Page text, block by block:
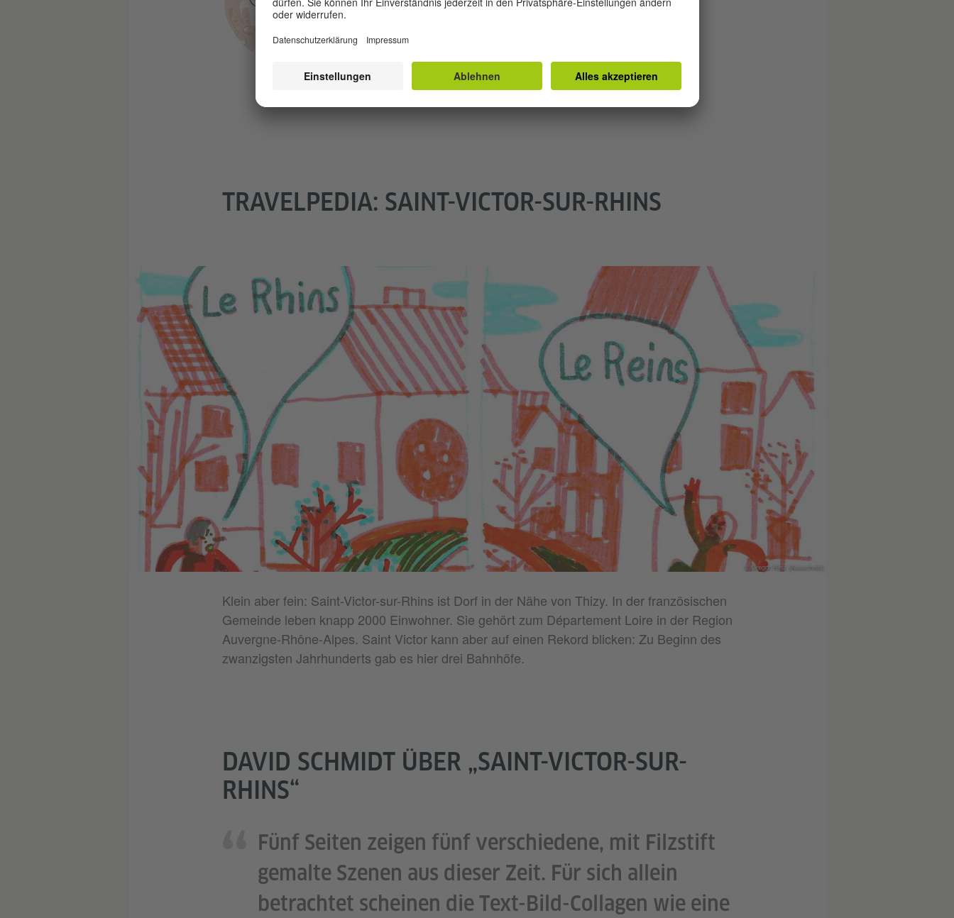
TRAVELPEDIA: SAINT-VICTOR-SUR-RHINS
© Gregor Hinz (Ausschnitt)
Klein aber fein: Saint-Victor-sur-Rhins ist Dorf in der Nähe von Thizy. In der französischen
Gemeinde leben knapp 2000 Einwohner. Sie gehört zum Département Loire in der Region
Auvergne-Rhône-Alpes. Saint Victor kann aber auf einen Rekord blicken: Zu Beginn des
zwanzigsten Jahrhunderts gab es hier drei Bahnhöfe.
DAVID SCHMIDT ÜBER „SAINT-VICTOR-SUR-
RHINS“
Fünf Seiten zeigen fünf verschiedene, mit Filzstift
gemalte Szenen aus dieser Zeit. Für sich allein
betrachtet scheinen die Text-Bild-Collagen wie eine